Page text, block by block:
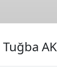
Tuğba